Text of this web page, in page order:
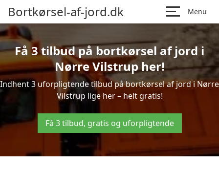
Bortkørsel-af-jord.dk Menu
Få 3 tilbud på bortkørsel af jord i
Nørre Vilstrup her!
Indhent 3 uforpligtende tilbud på bortkørsel af jord i Nørre
Vilstrup lige her – helt gratis!
Få 3 tilbud, gratis og uforpligtende